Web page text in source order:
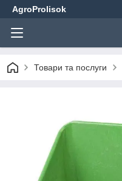
AgroProlisok
Товари та послуги